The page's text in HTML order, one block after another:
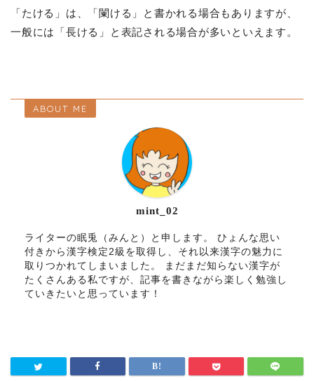
「たける」は、「闌ける」と書かれる場合もありますが、
一般には「長ける」と表記される場合が多いといえます。
ABOUT ME
mint_02
ライターの眠兎（みんと）と申します。 ひょんな思い
付きから漢字検定2級を取得し、それ以来漢字の魅力に
取りつかれてしまいました。 まだまだ知らない漢字が
たくさんある私ですが、記事を書きながら楽しく勉強し
ていきたいと思っています！